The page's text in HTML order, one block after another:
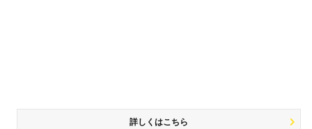
詳しくはこちら